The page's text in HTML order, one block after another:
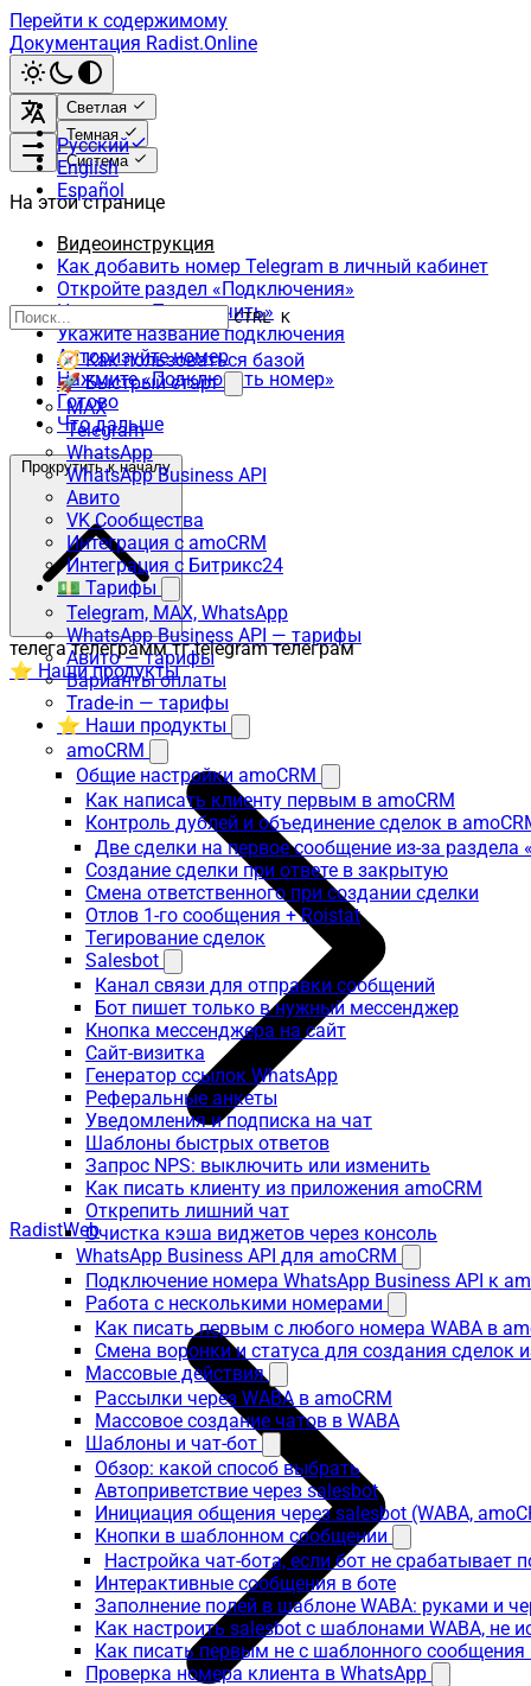
Перейти к содержимому
Документация Radist.Online
Светлая
Темная
Система
Русский
English
Español
CTRL K
🧭 Как пользоваться базой
🚀 Быстрый старт
MAX
Telegram
WhatsApp
WhatsApp Business API
Авито
VK Сообщества
Интеграция с amoCRM
Интеграция с Битрикс24
💵 Тарифы
Telegram, MAX, WhatsApp
WhatsApp Business API — тарифы
Авито — тарифы
Варианты оплаты
Trade-in — тарифы
⭐ Наши продукты
amoCRM
Общие настройки amoCRM
Как написать клиенту первым в amoCRM
Контроль дублей и объединение сделок в
Две сделки на первое сообщение из-за раздела
Создание сделки при ответе в закрытую
Смена ответственного при создании сделки
Отлов 1-го сообщения + Roistat
Тегирование сделок
Salesbot
Канал связи для отправки сообщений
Бот пишет только в нужный мессенджер
Кнопка мессенджера на сайт
Сайт-визитка
Генератор ссылок WhatsApp
Реферальные анкеты
Уведомления и подписка на чат
Шаблоны быстрых ответов
Запрос NPS: выключить или изменить
Как писать клиенту из приложения amoCRM
Открепить лишний чат
Очистка кэша виджетов через консоль
WhatsApp Business API для amoCRM
Подключение номера WhatsApp Business API к
Работа с несколькими номерами
Как писать первым с любого номера WABA в
Смена воронки и статуса для создания сделок
Массовые действия
Рассылки через WABA в amoCRM
Массовое создание чатов в WABA
Шаблоны и чат-бот
Обзор: какой способ выбрать
Автоприветствие через salesbot
Инициация общения через salesbot (WABA,
Кнопки в шаблонном сообщении
Настройка чат-бота, если бот не срабатывает
Интерактивные сообщения в боте
Заполнение полей в шаблоне WABA: руками и
Как настроить salesbot с шаблонами WABA, не
Как писать первым не с шаблонного сообщения
Проверка номера клиента в WhatsApp
На этой странице
Видеоинструкция
Как добавить номер Telegram в личный кабинет
Откройте раздел «Подключения»
Нажмите «Подключить»
Укажите название подключения
Авторизуйте номер
Нажмите «Подключить номер»
Готово
Что дальше
Прокрутить к началу
телега телеграмм тг telegram телеграм
⭐ Наши продукты
RadistWeb